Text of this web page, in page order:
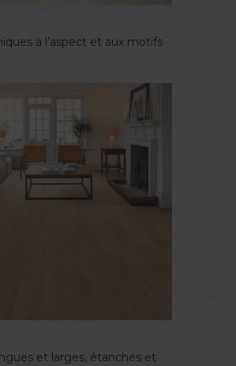
à l’aspect et aux motifs
et larges, étanches et